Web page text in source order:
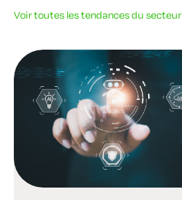
Voir toutes les tendances du secteur